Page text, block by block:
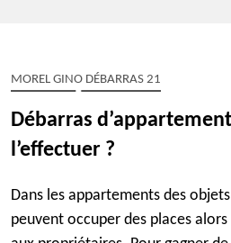
MOREL GINO DÉBARRAS 21
Débarras
l’effectuer ?
Dans les appartements des
peuvent occuper des places alors